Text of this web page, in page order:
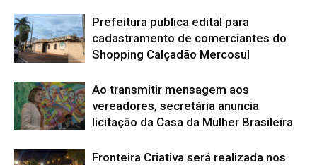
Prefeitura publica edital para
cadastramento de comerciantes do
Shopping Calçadão Mercosul
Ao transmitir mensagem aos
vereadores, secretária anuncia
licitação da Casa da Mulher Brasileira
Fronteira Criativa será realizada nos